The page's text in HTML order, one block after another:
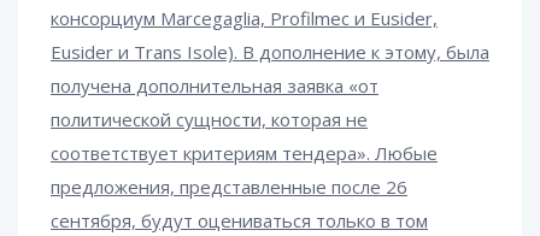
консорциум Marcegaglia, Profilmec и Eusider,
Eusider и Trans Isole). В дополнение к этому, была
получена дополнительная заявка «от
политической сущности, которая не
соответствует критериям тендера». Любые
предложения, представленные после 26
сентября, будут оцениваться только в том